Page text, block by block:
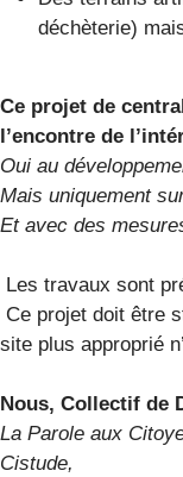
déchèterie)
Ce projet de
l’encontre de
Oui au
Mais uniquement
Et avec des
Les travaux sont
Ce projet doit être
site plus approprié
Nous, Collectif de
La Parole aux
Cistude,